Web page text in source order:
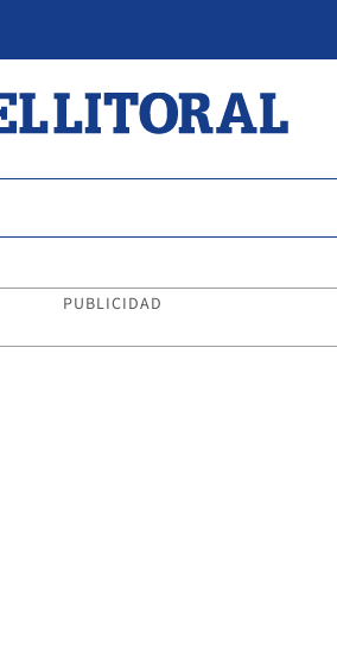
PUBLICIDAD